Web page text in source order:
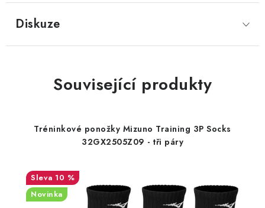
Diskuze
Související produkty
Tréninkové ponožky Mizuno Training 3P Socks
32GX2505Z09 - tři páry
10 %
Novinka